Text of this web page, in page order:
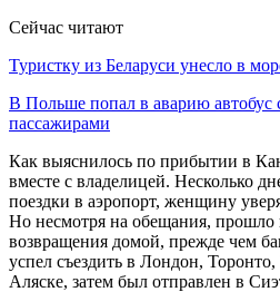
Сейчас читают
Туристку из Беларуси унесло в
В Польше попал в аварию автобус
пассажирами
Как выяснилось по прибытии в
вместе с владелицей. Несколько
поездки в аэропорт, женщину
Но несмотря на обещания, прошло
возвращения домой, прежде чем
успел съездить в Лондон,
Аляске, затем был отправлен в